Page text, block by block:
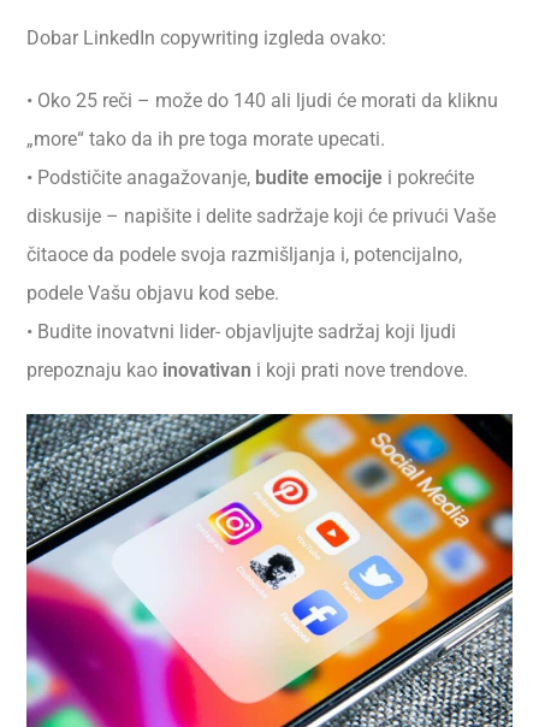
Dobar LinkedIn copywriting izgleda ovako:
• Oko 25 reči – može do 140 ali ljudi će morati da kliknu
„more“ tako da ih pre toga morate upecati.
• Podstičite anagažovanje, budite emocije i pokrećite
diskusije – napišite i delite sadržaje koji će privući Vaše
čitaoce da podele svoja razmišljanja i, potencijalno,
podele Vašu objavu kod sebe.
• Budite inovatvni lider- objavljujte sadržaj koji ljudi
prepoznaju kao inovativan i koji prati nove trendove.